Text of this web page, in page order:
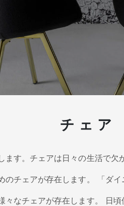
チェア
ます。チェアは日々の生活で
のチェアが存在します。 「ダ
々なチェアが存在します。 日